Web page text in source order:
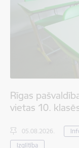
Rīgas
vietas 10.
05.08.2026.
Izglītība